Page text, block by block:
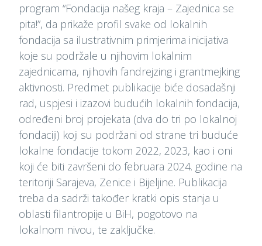
program “Fondacija našeg kraja – Zajednica se
pita!”, da prikaže profil svake od lokalnih
fondacija sa ilustrativnim primjerima inicijativa
koje su podržale u njihovim lokalnim
zajednicama, njihovih fandrejzing i grantmejking
aktivnosti. Predmet publikacije biće dosadašnji
rad, uspjesi i izazovi budućih lokalnih fondacija,
određeni broj projekata (dva do tri po lokalnoj
fondaciji) koji su podržani od strane tri buduće
lokalne fondacije tokom 2022, 2023, kao i oni
koji će biti završeni do februara 2024. godine na
teritoriji Sarajeva, Zenice i Bijeljine. Publikacija
treba da sadrži također kratki opis stanja u
oblasti filantropije u BiH, pogotovo na
lokalnom nivou, te zaključke.